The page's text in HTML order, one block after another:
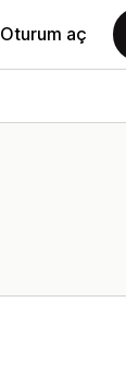
Oturum aç